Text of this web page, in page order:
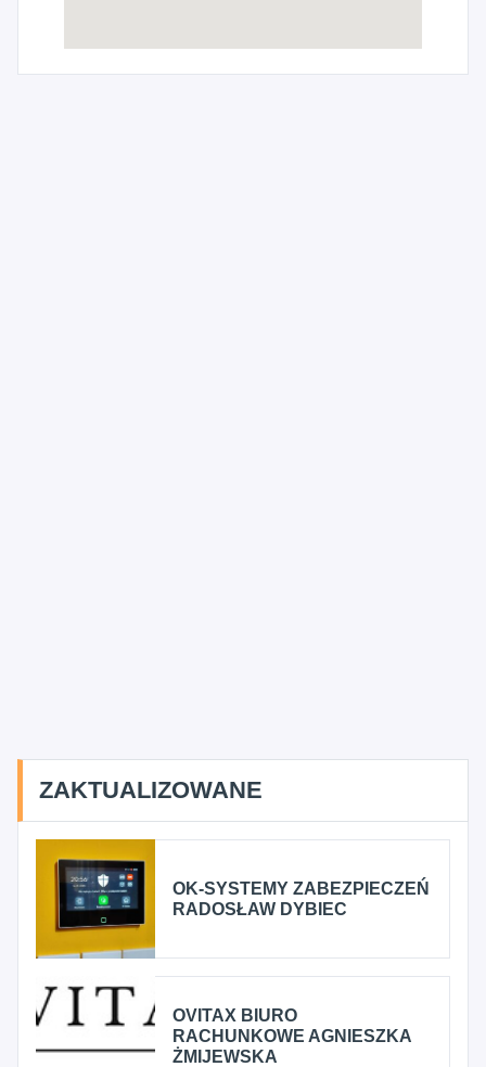
ZAKTUALIZOWANE
OK-SYSTEMY ZABEZPIECZEŃ
RADOSŁAW DYBIEC
OVITAX BIURO
RACHUNKOWE AGNIESZKA
ŻMIJEWSKA